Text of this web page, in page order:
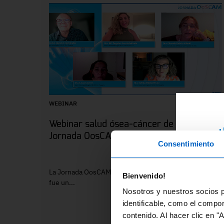
Consentimiento
Bienvenido!
Nosotros y nuestros socios
identificable, como el
contenido. Al hacer clic en
WEBINAR
Webinar salud ósea-cáncer de mama.
Jornada OosCAM
La Jornada OosCAM, celebrada el 2 de abril de 2024,
fue un...